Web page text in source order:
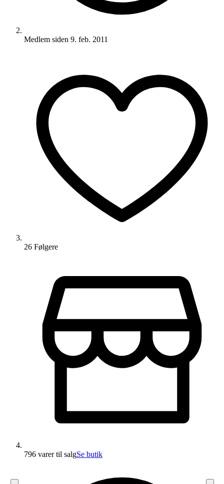
Medlem siden 9. feb. 2011
26 Følgere
796 varertil salgSe butik